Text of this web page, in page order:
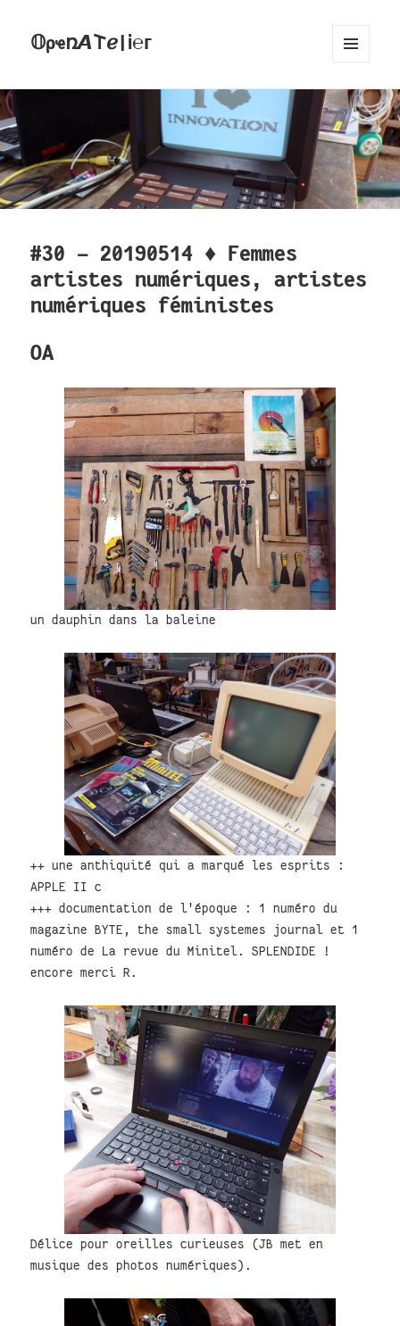
𝕆ρҽռ𝞐𐌕ℯ|Ꭵ℮ᴦ
WIDGETS
#30 - 20190514 ♦ Femmes
artistes numériques, artistes
numériques féministes
OA
un dauphin dans la baleine
++ une anthiquité qui a marqué les esprits :
APPLE II c
+++ documentation de l'époque : 1 numéro du
magazine BYTE, the small systemes journal et 1
numéro de La revue du Minitel. SPLENDIDE !
encore merci R.
Délice pour oreilles curieuses (JB met en
musique des photos numériques).